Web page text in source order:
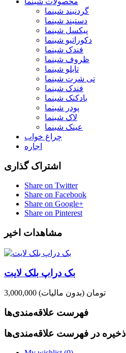
گردنبند شبنما
دستبند شبنما
پیکسل شبنما
دکوراتیو شبنما
فندک شبنما
ظروف شبنما
تابلو شبنما
تی شرت شبنما
فندک شبنما
بادکنک شبنما
پودر شبنما
لاک شبنما
عینک شبنما
چراغ خواب
اجاره
اشتراک گذاری
Share on Twitter
Share on Facebook
Share on Google+
Share on Pinterest
مشاهدات اخیر
بک دراپ بلک لایت
3,000,000 تومان (بدون مالیات)
فهرست علاقه‌مندی‌ها
ذخیره در فهرست علاقه‌مندی‌ها